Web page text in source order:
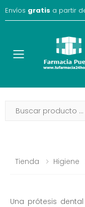
Envíos gratis a partir
Toggle
Tienda Higiene
Una prótesis